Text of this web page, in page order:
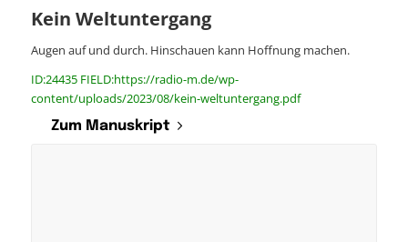
Kein Weltuntergang
Augen auf und durch. Hinschauen kann Hoffnung machen.
ID:24435 FIELD:https://radio-m.de/wp-
content/uploads/2023/08/kein-weltuntergang.pdf
Zum Manuskript